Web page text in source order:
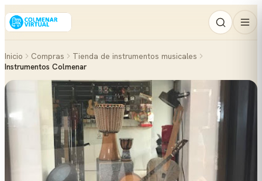
Inicio Compras
Tienda de instrumentos musicales
Instrumentos Colmenar